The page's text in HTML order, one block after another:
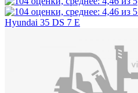
Hyundai 35 DS 7 E